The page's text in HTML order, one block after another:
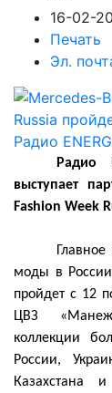
16-02-
Печать
Эл.
Радио
выступает
Fashion Week
моды в
пройдет с 12
ЦВЗ
коллекции
России,
Казахстана